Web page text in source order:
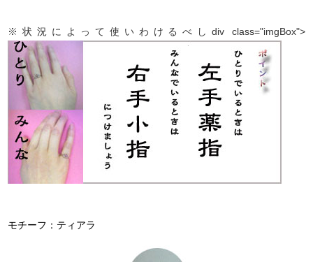
※状況によって使いわけるべしdiv class="imgBox">
モチーフ：ティアラ